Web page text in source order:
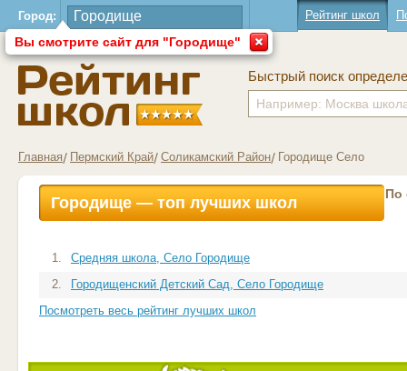
Город:
Вы смотрите сайт для "Городище"
Рейтинг школ
Быстрый поиск
Главная Пермский Край Соликамский Район Городище Село
Городище — топ лучших школ По
1.
Средняя школа, Село Городище
2.
Городищенский Детский Сад, Село Городище
Посмотреть весь рейтинг лучших школ